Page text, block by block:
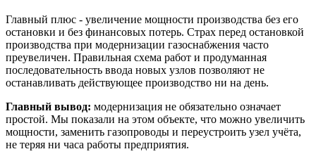
Главный плюс - увеличение мощности производства без его
остановки и без финансовых потерь. Страх перед остановкой
производства при модернизации газоснабжения часто
преувеличен. Правильная схема работ и продуманная
последовательность ввода новых узлов позволяют не
останавливать действующее производство ни на день.
Главный вывод: модернизация не обязательно означает
простой. Мы показали на этом объекте, что можно увеличить
мощности, заменить газопроводы и переустроить узел учёта,
не теряя ни часа работы предприятия.